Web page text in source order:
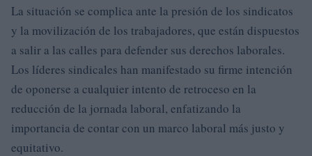
La situación se complica ante la presión de los sindicatos
y la movilización de los trabajadores, que están dispuestos
a salir a las calles para defender sus derechos laborales.
Los líderes sindicales han manifestado su firme intención
de oponerse a cualquier intento de retroceso en la
reducción de la jornada laboral, enfatizando la
importancia de contar con un marco laboral más justo y
equitativo.